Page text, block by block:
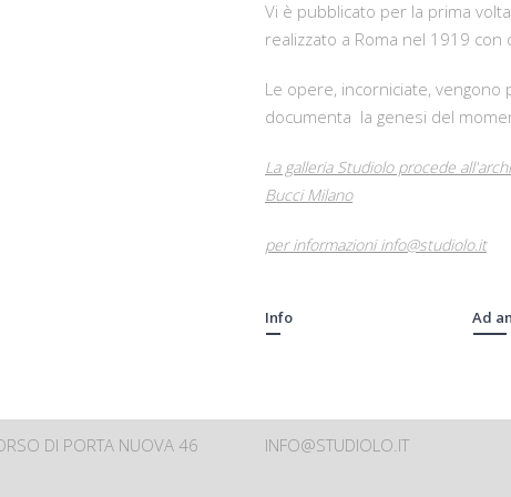
Vi è pubblicato per la prima
realizzato a Roma nel 1919
Le opere, incorniciate,
documenta la genesi del
La galleria Studiolo procede
Bucci Milano
per informazioni info@studiolo.it
Info Ad
DI PORTA NUOVA 46 INFO@STUDIOLO.IT